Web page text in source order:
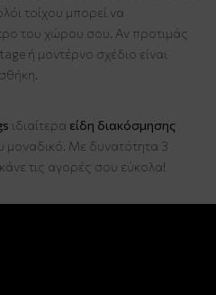
τοίχου μπορεί να
του χώρου σου. Αν προτιμάς
ή μοντέρνο σχέδιο είναι
ιδιαίτερα είδη διακόσμησης
μοναδικό. Με δυνατότητα 3
τις αγορές σου εύκολα!